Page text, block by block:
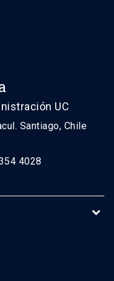
UC
Santiago, Chile
4028